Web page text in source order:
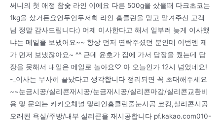
써니의 첫 애정 참숯 라인 이에요 다른 500g을 샀을때 다크초코는
1kg을 샀거든요언두언두저희 라인 홈클린을 믿고 맡겨주신 고객
님 정말 감사드립니다:) 어제 이사한다고 해서 일부러 늦게 이사했
냐는 메일을 보냈어요~~ 항상 먼저 연락주셨던 분인데 이번엔 제
가 먼저 보냈잖아요~ ^^ 근데 윤호가 집에 가서 답장을 줬는데 답
장을 못해서 내일은 메일로 놀아요♡ 아 오늘인가 12시 넘었네요!
-_이사는 무사히 끝났다고 생각합니다 정리되면 꼭 초대해주세요
~~눈금시공/실리콘재시공/눈금재시공/실리콘마감/실리콘교환비
용 및 문의는 카카오채널 및라인홈클린줄눈시공 코킹,실리콘시공
오래된 욕실/주방/내부 실리콘을 재시공합니다 pf.kakao.com010-